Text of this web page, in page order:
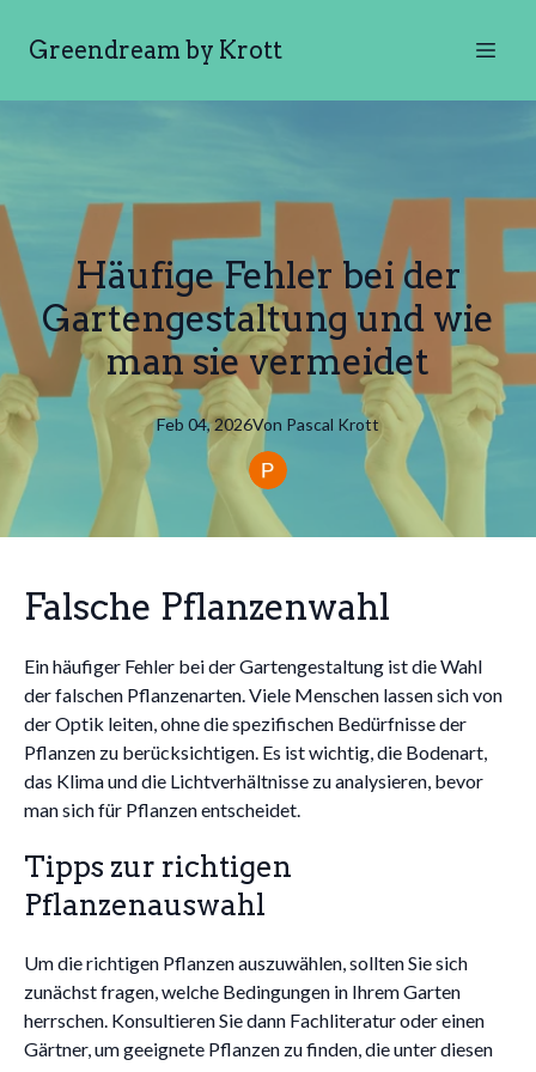
Greendream by Krott
Häufige Fehler bei der
Gartengestaltung und wie
man sie vermeidet
Feb 04, 2026Von Pascal Krott
Falsche Pflanzenwahl
Ein häufiger Fehler bei der Gartengestaltung ist die Wahl
der falschen Pflanzenarten. Viele Menschen lassen sich von
der Optik leiten, ohne die spezifischen Bedürfnisse der
Pflanzen zu berücksichtigen. Es ist wichtig, die Bodenart,
das Klima und die Lichtverhältnisse zu analysieren, bevor
man sich für Pflanzen entscheidet.
Tipps zur richtigen
Pflanzenauswahl
Um die richtigen Pflanzen auszuwählen, sollten Sie sich
zunächst fragen, welche Bedingungen in Ihrem Garten
herrschen. Konsultieren Sie dann Fachliteratur oder einen
Gärtner, um geeignete Pflanzen zu finden, die unter diesen